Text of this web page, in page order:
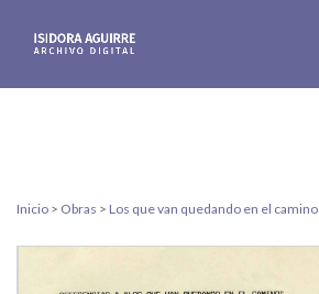
Inicio > Obras > Los que van quedando en el camino